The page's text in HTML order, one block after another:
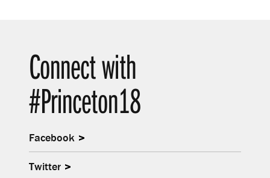
Connect with
#Princeton18
Facebook
Twitter